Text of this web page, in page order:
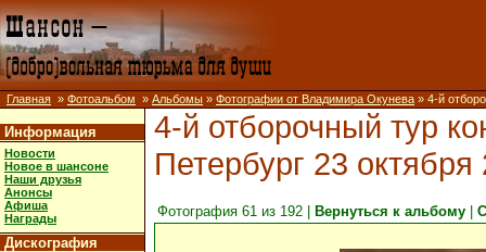
Главная » Фотоальбом » Альбомы » Фотографии от Владимира Окунева » 4-й
Информация
Новости
Новое в шансоне
Наши друзья
Анонсы
Афиша
Награды
Дискография
4-й отборочный тур
Петербург 23
Фотография 61 из 192 | Вернуться к альбому